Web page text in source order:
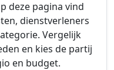
deze pagina vind
dienstverleners
Vergelijk
en kies de partij
en budget.